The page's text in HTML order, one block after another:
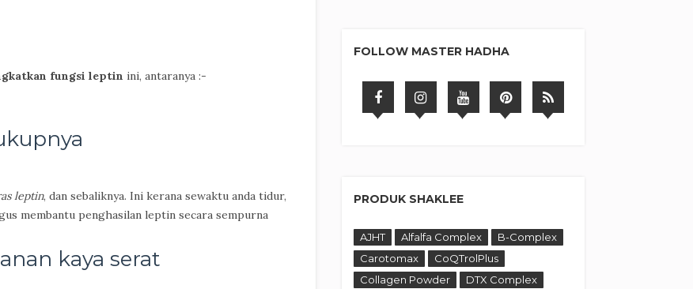
fungsi leptin ini, antaranya :-
leptin, dan sebaliknya. Ini kerana sewaktu anda tidur,
membantu penghasilan leptin secara sempurna
kaya serat
FOLLOW MASTER HADHA
PRODUK SHAKLEE
AJHT Alfalfa Complex
B-Complex
Carotomax
CoQTrolPlus
Collagen Powder
DTX Complex